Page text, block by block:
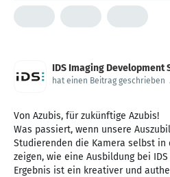
IDS Imaging Development
hat einen Beitrag geschrieben .
Von Azubis, für zukünftige Azubis!
Was passiert, wenn unsere
Studierenden die Kamera selbst in
zeigen, wie eine Ausbildung bei
Ergebnis ist ein kreativer und